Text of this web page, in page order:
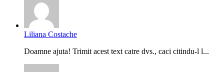
Liliana Costache
Doamne ajuta! Trimit acest text catre dvs., caci citindu-l l...